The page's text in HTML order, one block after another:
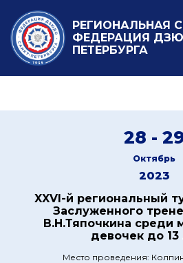
РЕГИОНАЛЬНАЯ
ФЕДЕРАЦИЯ
ПЕТЕРБУРГА
28 -
Октябрь
2023
XXVI-й региональный
Заслуженного
В.Н.Тяпочкина среди
девочек до 13
Место проведения: